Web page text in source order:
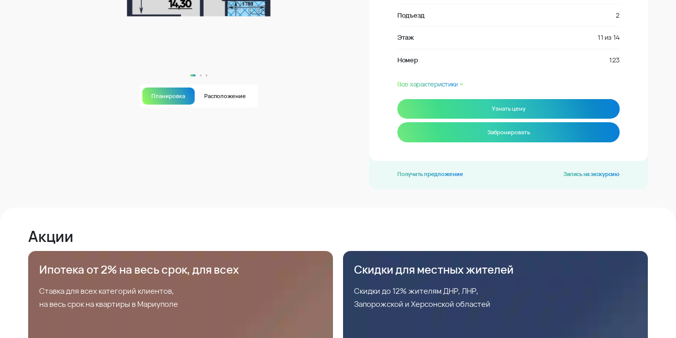
Планировка Расположение
Подъезд 2
Этаж 11 из 14
Номер 123
Все характеристики
Узнать цену
Забронировать
Получить предложение Запись на экскурсию
Акции
Ипотека от 2% на весь срок, для всех
Ставка для всех категорий клиентов,
на весь срок на квартиры в Мариуполе
Скидки для местных жителей
Скидки до 12% жителям ДНР, ЛНР,
Запорожской и Херсонской областей